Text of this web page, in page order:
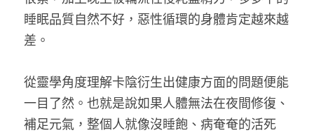
睡眠品質自然不好，惡性循環的身體肯定越來越
差。
從靈學角度理解卡陰衍生出健康方面的問題便能
一目了然。也就是說如果人體無法在夜間修復、
補足元氣，整個人就像沒睡飽、病奄奄的活死